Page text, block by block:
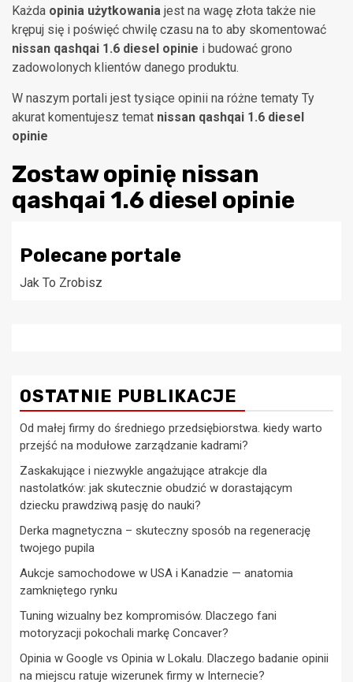
Każda opinia użytkowania jest na wagę złota także nie
krępuj się i poświęć chwilę czasu na to aby skomentować
nissan qashqai 1.6 diesel opinie i budować grono
zadowolonych klientów danego produktu.
W naszym portali jest tysiące opinii na różne tematy Ty
akurat komentujesz temat nissan qashqai 1.6 diesel
opinie
Zostaw opinię nissan
qashqai 1.6 diesel opinie
Polecane portale
Jak To Zrobisz
OSTATNIE PUBLIKACJE
Od małej firmy do średniego przedsiębiorstwa. kiedy warto
przejść na modułowe zarządzanie kadrami?
Zaskakujące i niezwykle angażujące atrakcje dla
nastolatków: jak skutecznie obudzić w dorastającym
dziecku prawdziwą pasję do nauki?
Derka magnetyczna – skuteczny sposób na regenerację
twojego pupila
Aukcje samochodowe w USA i Kanadzie — anatomia
zamkniętego rynku
Tuning wizualny bez kompromisów. Dlaczego fani
motoryzacji pokochali markę Concaver?
Opinia w Google vs Opinia w Lokalu. Dlaczego badanie opinii
na miejscu ratuje wizerunek firmy w Internecie?